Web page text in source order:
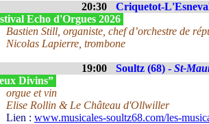
20:30 Criquetot-
Echo d'Orgues 2026
Bastien Still, organiste, chef d’orchestre de
Nicolas Lapierre, trombone
19:00 Soultz (68) - St-
Divins”
orgue et vin
Elise Rollin & Le Château d'Ollwiller
Lien : www.musicales-soultz68.com/les-